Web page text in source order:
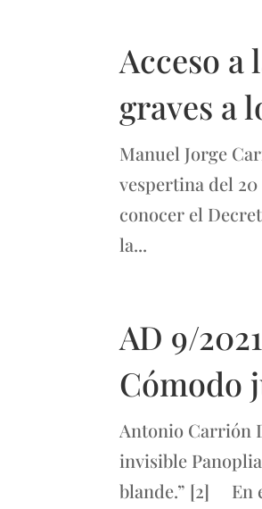
Acceso
graves a
Manuel Jorge
vespertina del
conocer el
la...
AD 9/
Cómodo
Antonio Carrión
invisible
blande.” [2] En